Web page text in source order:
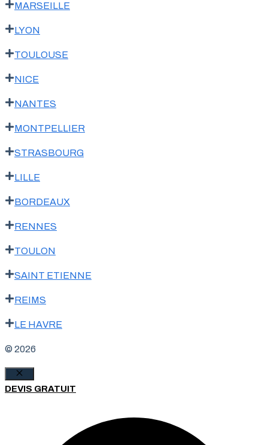
MARSEILLE
LYON
TOULOUSE
NICE
NANTES
MONTPELLIER
STRASBOURG
LILLE
BORDEAUX
RENNES
TOULON
SAINT ETIENNE
REIMS
LE HAVRE
© 2026
Fermer
DEVIS GRATUIT